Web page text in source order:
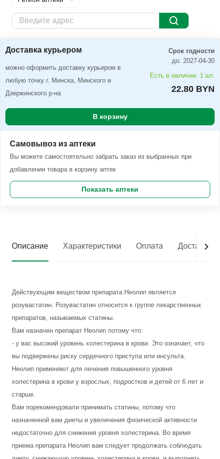
Доставка курьером Заказать
Доставка курьером
можно оформить доставку курьером в
любую точку г. Минска, Минского и
Дзержинского р-на
Срок годности
до: 2027-04-30
Есть в наличии: 1 шт.
22.80 BYN
В корзину
Самовывоз из аптеки
Вы можете самостоятельно забрать заказ из выбранных при
добавлении товара в корзину аптек
Показать аптеки
Описание Характеристики Оплата Доставка
Действующим веществом препарата Неолип является
розувастатин. Розувастатин относится к группе лекарственных
препаратов, называемых статины.
Вам назначен препарат Неолип потому что:
- у вас высокий уровень холестерина в крови. Это означает, что
вы подвержены риску сердечного приступа или инсульта.
Неолип применяют для лечения повышенного уровня
холестерина в крови у взрослых, подростков и детей от 6 лет и
старше.
Вам порекомендовали принимать статины, потому что
назначенной вам диеты и увеличения физической активности
недостаточно для снижения уровня холестерина. Во время
приема препарата Неолип вам следует продолжать соблюдать